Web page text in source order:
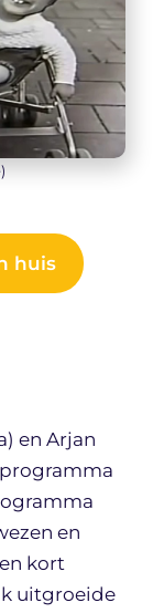
huis
en Arjan
en
kort
uitgroeide